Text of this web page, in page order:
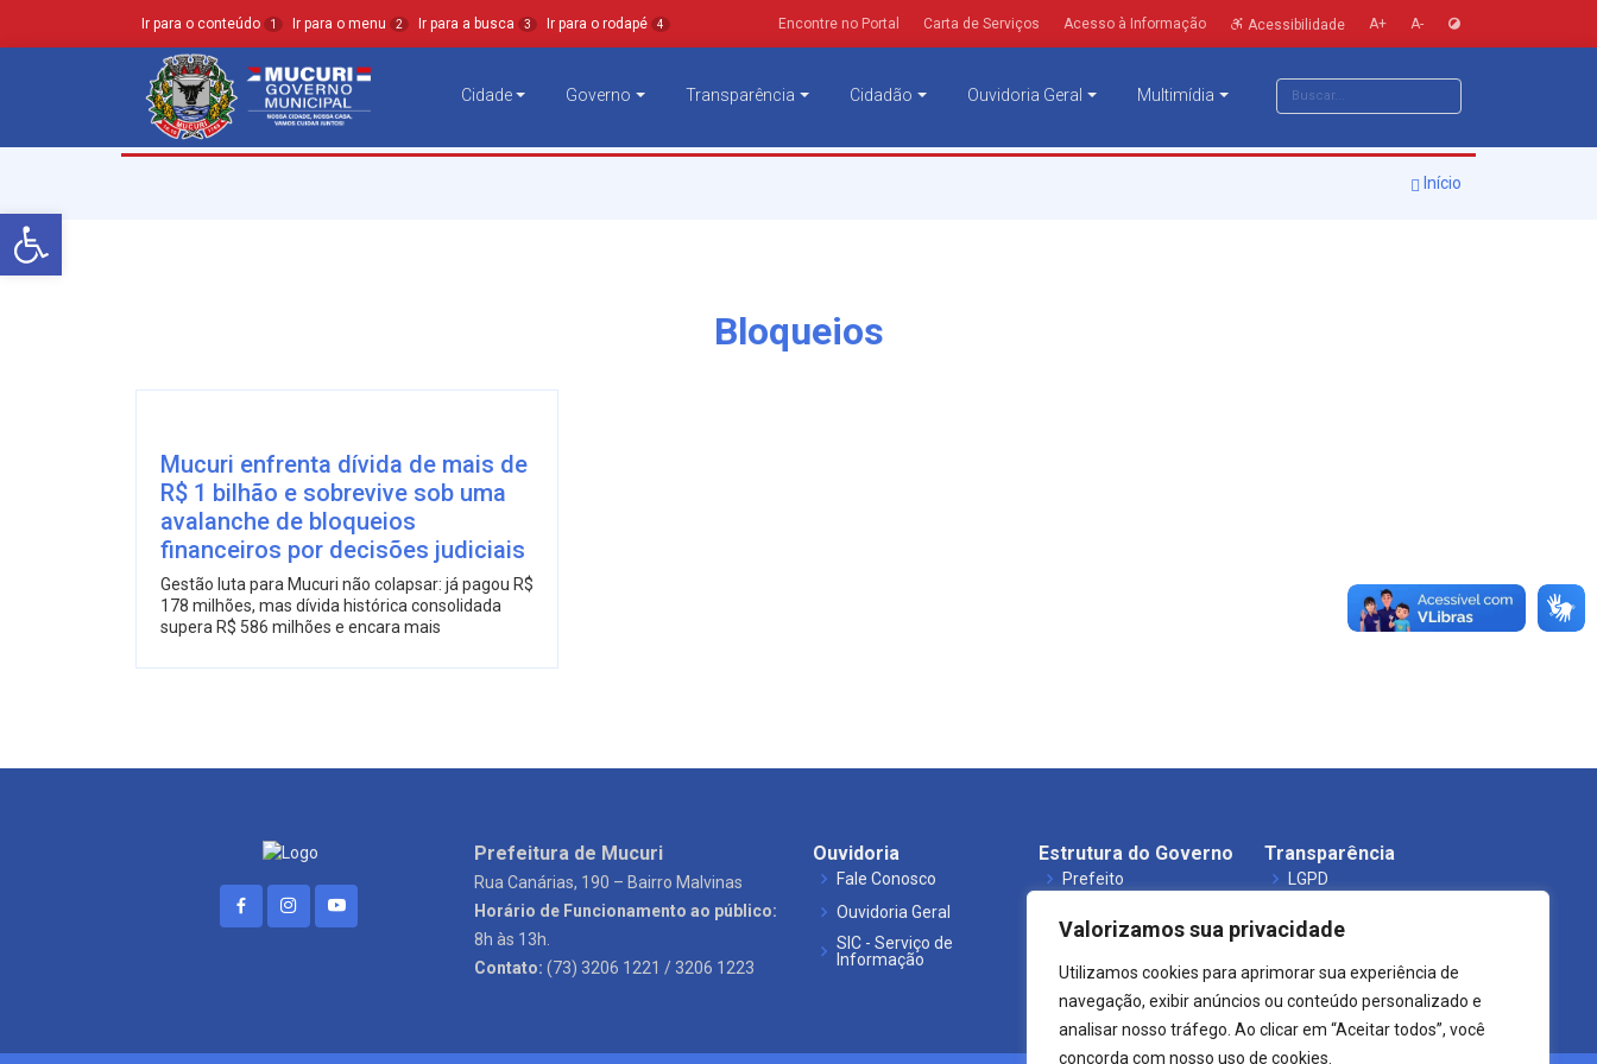
Barra de Ferramentas Aberta
Valorizamos sua privacidade
Utilizamos cookies para aprimorar sua experiência de
navegação, exibir anúncios ou conteúdo personalizado e
analisar nosso tráfego. Ao clicar em “Aceitar todos”, você
concorda com nosso uso de cookies.
Ir para o conteúdo 1 Ir para o menu 2 Ir para a busca 3 Ir para o rodapé 4 Encontre no Portal Carta de Serviços Acesso à Informação Acessibilidade A+ A-
Cidade Governo Transparência Cidadão Ouvidoria Geral Multimídia
Início
Bloqueios
Mucuri enfrenta dívida de mais de
R$ 1 bilhão e sobrevive sob uma
avalanche de bloqueios
financeiros por decisões judiciais
Gestão luta para Mucuri não colapsar: já pagou R$
178 milhões, mas dívida histórica consolidada
supera R$ 586 milhões e encara mais
Prefeitura de Mucuri
Rua Canárias, 190 – Bairro Malvinas
Horário de Funcionamento ao público:
8h às 13h.
Contato: (73) 3206 1221 / 3206 1223
Ouvidoria
Fale Conosco
Ouvidoria Geral
SIC - Serviço de
Informação
Estrutura do Governo
Prefeito
Transparência
LGPD